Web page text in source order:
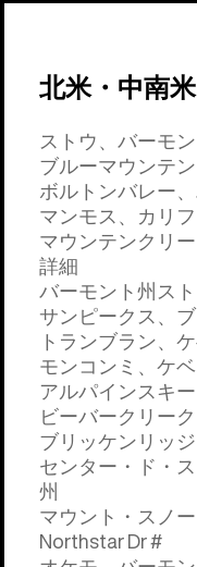
北米・中南米
ストウ、バーモン
ブルーマウンテ
ボルトンバレー
マンモス、カリ
マウンテンクリ
詳細
バーモント州ス
サンピークス、
トランブラン、
モンコンミ、ケ
アルパインスキ
ビーバークリー
ブリッケンリッ
センター・ド・
州
マウント・スノ
Northstar Dr #